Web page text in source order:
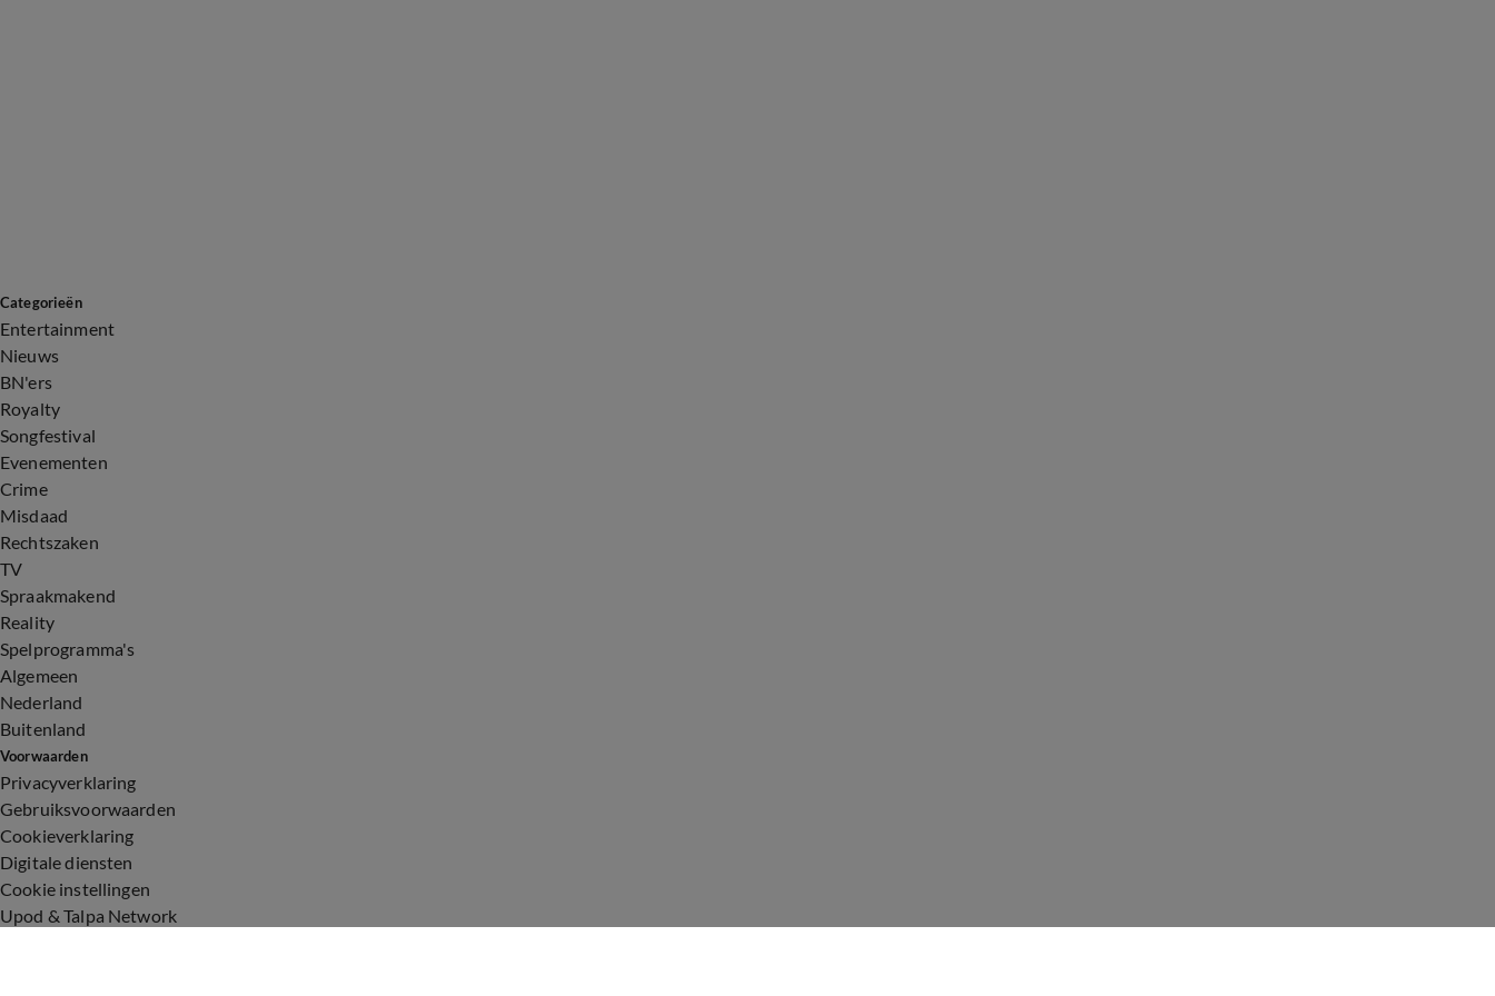
Categorieën
Entertainment
Nieuws
BN'ers
Royalty
Songfestival
Evenementen
Crime
Misdaad
Rechtszaken
TV
Spraakmakend
Reality
Spelprogramma's
Algemeen
Nederland
Buitenland
Voorwaarden
Privacyverklaring
Gebruiksvoorwaarden
Cookieverklaring
Digitale diensten
Cookie instellingen
Upod & Talpa Network